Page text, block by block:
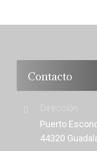
Contacto
Dirección:
Puerto
44320